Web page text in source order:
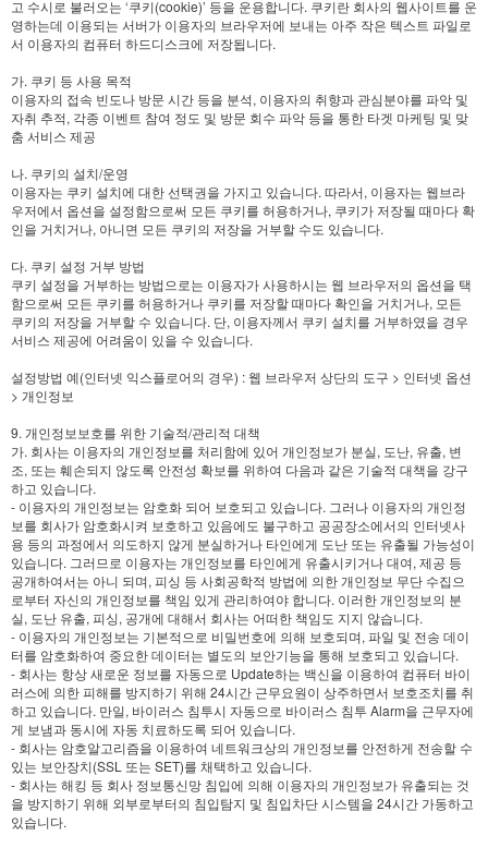
고 수시로 불러오는 ‘쿠키(cookie)’ 등을 운용합니다. 쿠키란 회사의 웹사이트를 운
영하는데 이용되는 서버가 이용자의 브라우저에 보내는 아주 작은 텍스트 파일로
서 이용자의 컴퓨터 하드디스크에 저장됩니다.
가. 쿠키 등 사용 목적
이용자의 접속 빈도나 방문 시간 등을 분석, 이용자의 취향과 관심분야를 파악 및
자취 추적, 각종 이벤트 참여 정도 및 방문 회수 파악 등을 통한 타겟 마케팅 및 맞
춤 서비스 제공
나. 쿠키의 설치/운영
이용자는 쿠키 설치에 대한 선택권을 가지고 있습니다. 따라서, 이용자는 웹브라
우저에서 옵션을 설정함으로써 모든 쿠키를 허용하거나, 쿠키가 저장될 때마다 확
인을 거치거나, 아니면 모든 쿠키의 저장을 거부할 수도 있습니다.
다. 쿠키 설정 거부 방법
쿠키 설정을 거부하는 방법으로는 이용자가 사용하시는 웹 브라우저의 옵션을 택
함으로써 모든 쿠키를 허용하거나 쿠키를 저장할 때마다 확인을 거치거나, 모든
쿠키의 저장을 거부할 수 있습니다. 단, 이용자께서 쿠키 설치를 거부하였을 경우
서비스 제공에 어려움이 있을 수 있습니다.
설정방법 예(인터넷 익스플로어의 경우) : 웹 브라우저 상단의 도구 > 인터넷 옵션
> 개인정보
9. 개인정보보호를 위한 기술적/관리적 대책
가. 회사는 이용자의 개인정보를 처리함에 있어 개인정보가 분실, 도난, 유출, 변
조, 또는 훼손되지 않도록 안전성 확보를 위하여 다음과 같은 기술적 대책을 강구
하고 있습니다.
- 이용자의 개인정보는 암호화 되어 보호되고 있습니다. 그러나 이용자의 개인정
보를 회사가 암호화시켜 보호하고 있음에도 불구하고 공공장소에서의 인터넷사
용 등의 과정에서 의도하지 않게 분실하거나 타인에게 도난 또는 유출될 가능성이
있습니다. 그러므로 이용자는 개인정보를 타인에게 유출시키거나 대여, 제공 등
공개하여서는 아니 되며, 피싱 등 사회공학적 방법에 의한 개인정보 무단 수집으
로부터 자신의 개인정보를 책임 있게 관리하여야 합니다. 이러한 개인정보의 분
실, 도난 유출, 피싱, 공개에 대해서 회사는 어떠한 책임도 지지 않습니다.
- 이용자의 개인정보는 기본적으로 비밀번호에 의해 보호되며, 파일 및 전송 데이
터를 암호화하여 중요한 데이터는 별도의 보안기능을 통해 보호되고 있습니다.
- 회사는 항상 새로운 정보를 자동으로 Update하는 백신을 이용하여 컴퓨터 바이
러스에 의한 피해를 방지하기 위해 24시간 근무요원이 상주하면서 보호조치를 취
하고 있습니다. 만일, 바이러스 침투시 자동으로 바이러스 침투 Alarm을 근무자에
게 보냄과 동시에 자동 치료하도록 되어 있습니다.
- 회사는 암호알고리즘을 이용하여 네트워크상의 개인정보를 안전하게 전송할 수
있는 보안장치(SSL 또는 SET)를 채택하고 있습니다.
- 회사는 해킹 등 회사 정보통신망 침입에 의해 이용자의 개인정보가 유출되는 것
을 방지하기 위해 외부로부터의 침입탐지 및 침입차단 시스템을 24시간 가동하고
있습니다.